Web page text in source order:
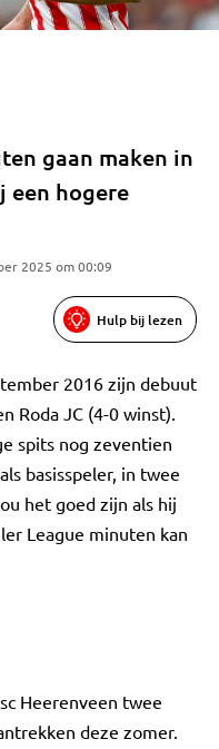
gaan maken in
een hogere
2025 om 00:09
Hulp bij lezen
2016 zijn debuut
Roda JC (4-0 winst).
spits nog zeventien
basisspeler, in twee
het goed zijn als hij
League minuten kan
Heerenveen twee
deze zomer.